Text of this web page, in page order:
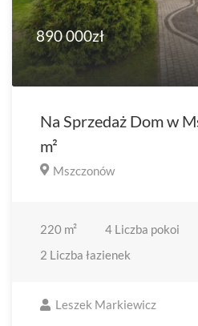
890 000zł
Na Sprzedaż Dom w
m²
Mszczonów
220 m² 4 Liczba pokoi
2 Liczba łazienek
Leszek Markiewicz